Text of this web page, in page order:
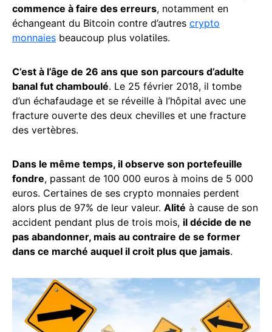
commence à faire des erreurs, notamment en
échangeant du Bitcoin contre d’autres crypto
monnaies beaucoup plus volatiles.
C’est à l’âge de 26 ans que son parcours d’adulte
banal fut chamboulé. Le 25 février 2018, il tombe
d’un échafaudage et se réveille à l’hôpital avec une
fracture ouverte des deux chevilles et une fracture
des vertèbres.
Dans le même temps, il observe son portefeuille
fondre, passant de 100 000 euros à moins de 5 000
euros. Certaines de ses crypto monnaies perdent
alors plus de 97% de leur valeur. Alité à cause de son
accident pendant plus de trois mois, il décide de ne
pas abandonner, mais au contraire de se former
dans ce marché auquel il croit plus que jamais.